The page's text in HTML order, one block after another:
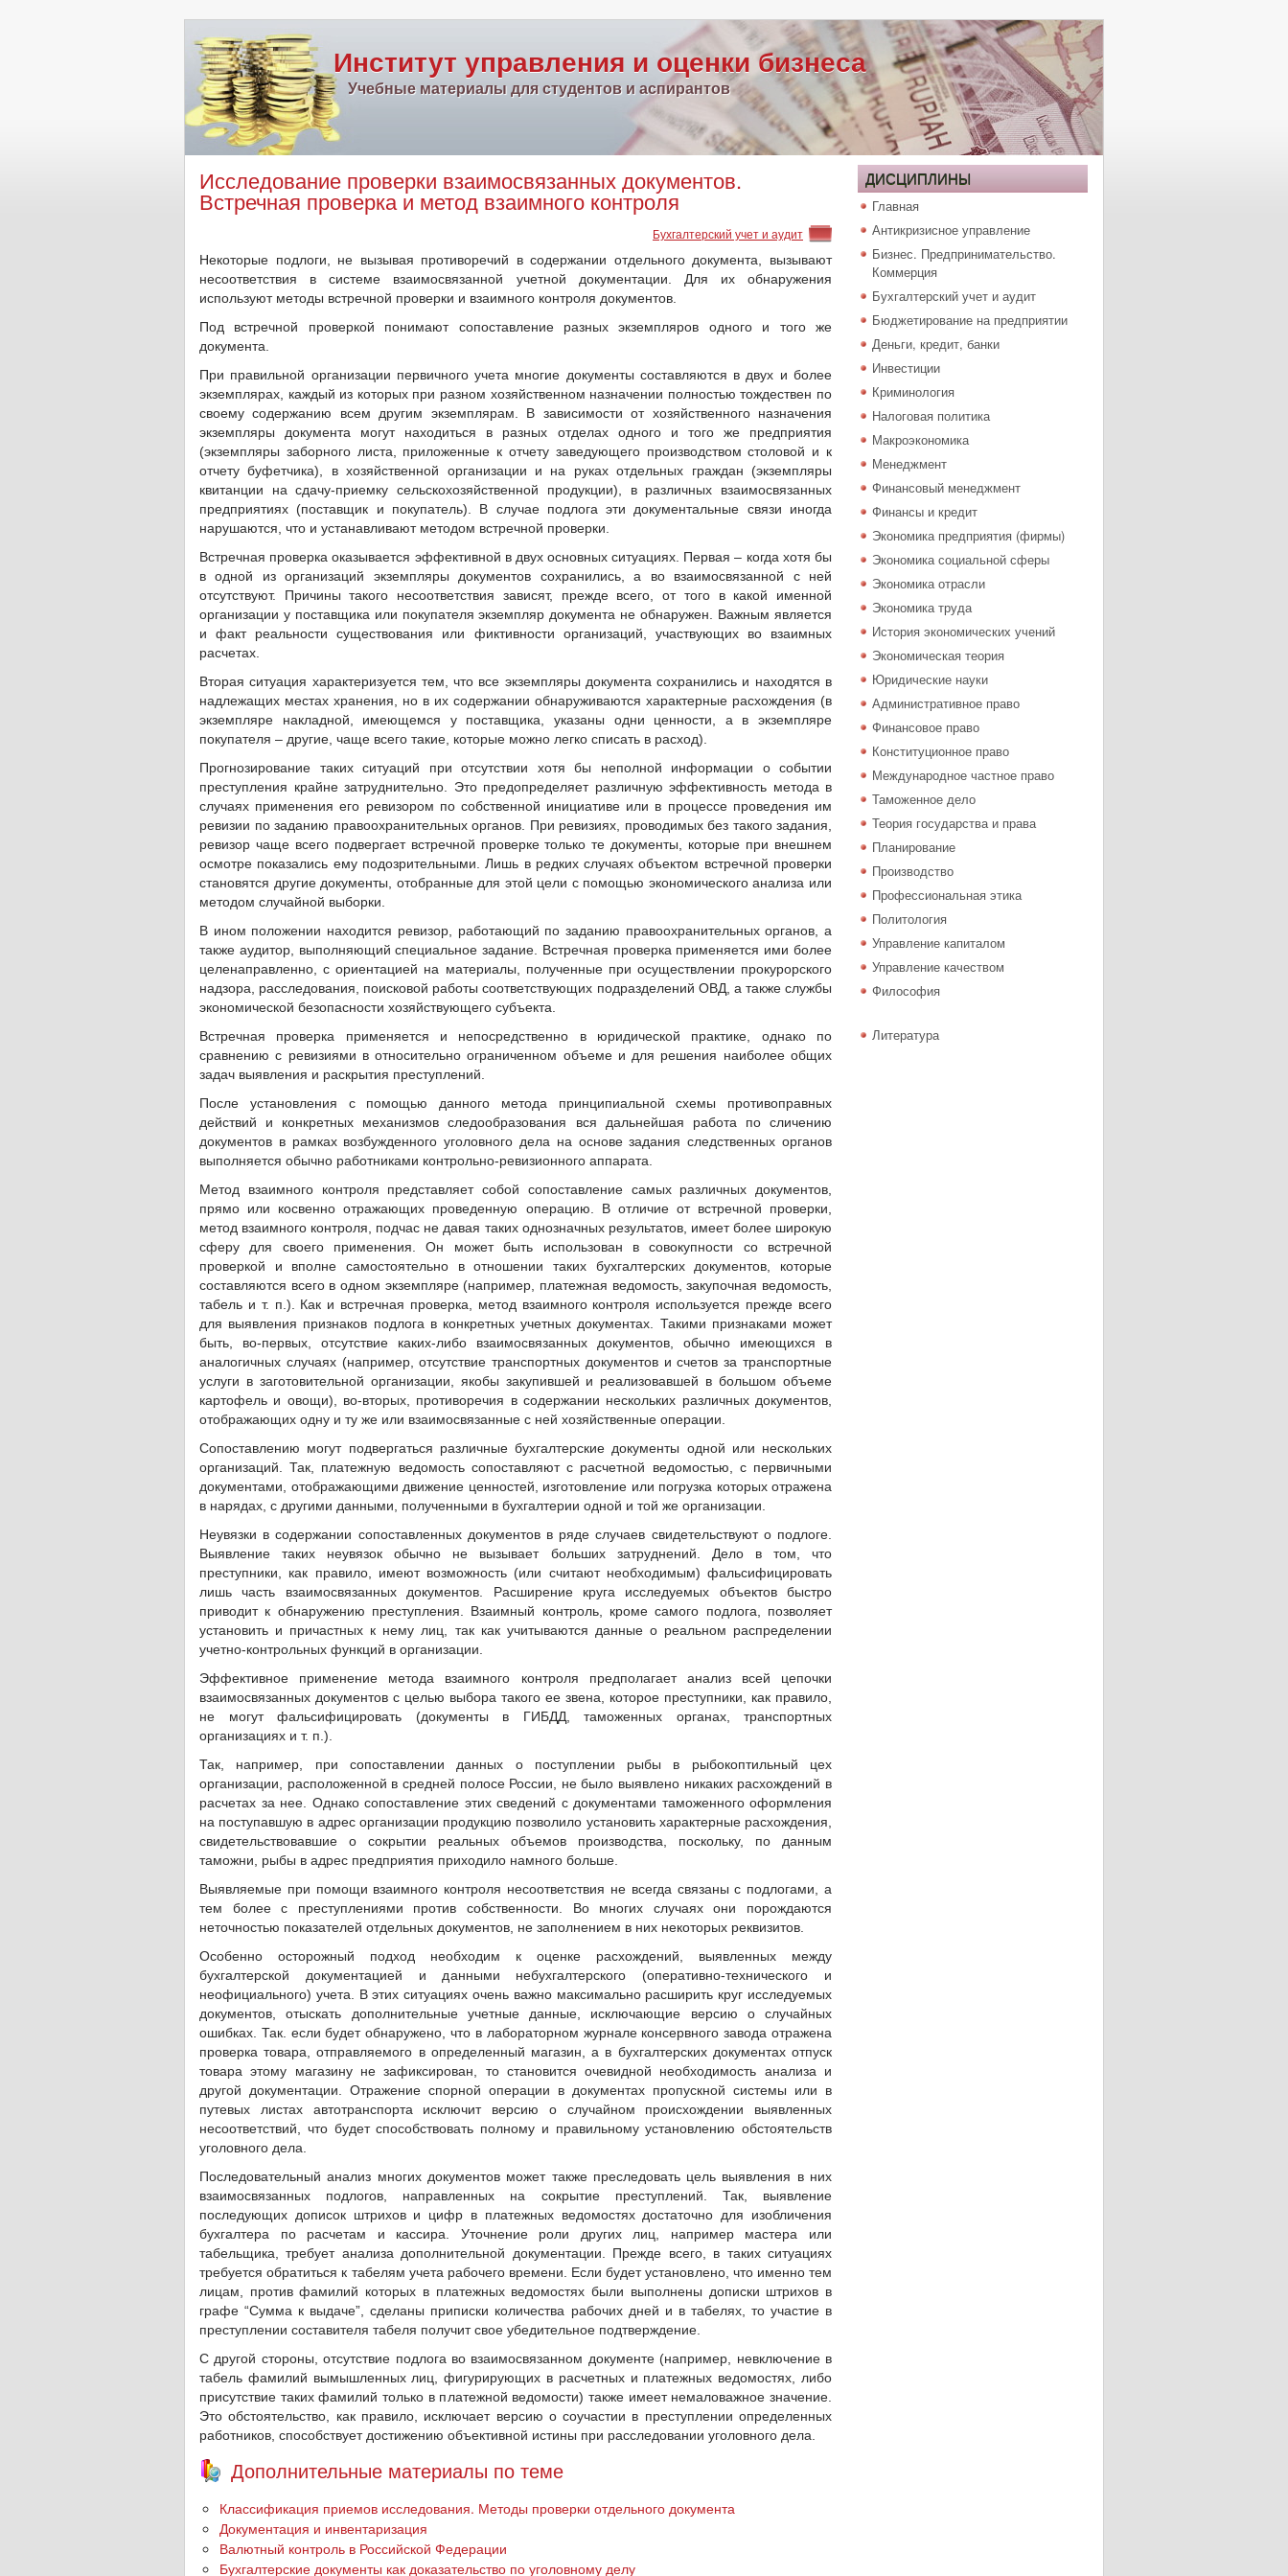
Институт управления и оценки бизнеса
Учебные материалы для студентов и аспирантов
Исследование проверки взаимосвязанных документов.
Встречная проверка и метод взаимного контроля
Бухгалтерский учет и аудит
Некоторые подлоги, не вызывая противоречий в содержании отдельного документа, вызывают
несоответствия в системе взаимосвязанной учетной документации. Для их обнаружения
используют методы встречной проверки и взаимного контроля документов.
Под встречной проверкой понимают сопоставление разных экземпляров одного и того же
документа.
При правильной организации первичного учета многие документы составляются в двух и более
экземплярах, каждый из которых при разном хозяйственном назначении полностью тождествен по
своему содержанию всем другим экземплярам. В зависимости от хозяйственного назначения
экземпляры документа могут находиться в разных отделах одного и того же предприятия
(экземпляры заборного листа, приложенные к отчету заведующего производством столовой и к
отчету буфетчика), в хозяйственной организации и на руках отдельных граждан (экземпляры
квитанции на сдачу-приемку сельскохозяйственной продукции), в различных взаимосвязанных
предприятиях (поставщик и покупатель). В случае подлога эти документальные связи иногда
нарушаются, что и устанавливают методом встречной проверки.
Встречная проверка оказывается эффективной в двух основных ситуациях. Первая – когда хотя бы
в одной из организаций экземпляры документов сохранились, а во взаимосвязанной с ней
отсутствуют. Причины такого несоответствия зависят, прежде всего, от того в какой именной
организации у поставщика или покупателя экземпляр документа не обнаружен. Важным является
и факт реальности существования или фиктивности организаций, участвующих во взаимных
расчетах.
Вторая ситуация характеризуется тем, что все экземпляры документа сохранились и находятся в
надлежащих местах хранения, но в их содержании обнаруживаются характерные расхождения (в
экземпляре накладной, имеющемся у поставщика, указаны одни ценности, а в экземпляре
покупателя – другие, чаще всего такие, которые можно легко списать в расход).
Прогнозирование таких ситуаций при отсутствии хотя бы неполной информации о событии
преступления крайне затруднительно. Это предопределяет различную эффективность метода в
случаях применения его ревизором по собственной инициативе или в процессе проведения им
ревизии по заданию правоохранительных органов. При ревизиях, проводимых без такого задания,
ревизор чаще всего подвергает встречной проверке только те документы, которые при внешнем
осмотре показались ему подозрительными. Лишь в редких случаях объектом встречной проверки
становятся другие документы, отобранные для этой цели с помощью экономического анализа или
методом случайной выборки.
В ином положении находится ревизор, работающий по заданию правоохранительных органов, а
также аудитор, выполняющий специальное задание. Встречная проверка применяется ими более
целенаправленно, с ориентацией на материалы, полученные при осуществлении прокурорского
надзора, расследования, поисковой работы соответствующих подразделений ОВД, а также службы
экономической безопасности хозяйствующего субъекта.
Встречная проверка применяется и непосредственно в юридической практике, однако по
сравнению с ревизиями в относительно ограниченном объеме и для решения наиболее общих
задач выявления и раскрытия преступлений.
После установления с помощью данного метода принципиальной схемы противоправных
действий и конкретных механизмов следообразования вся дальнейшая работа по сличению
документов в рамках возбужденного уголовного дела на основе задания следственных органов
выполняется обычно работниками контрольно-ревизионного аппарата.
Метод взаимного контроля представляет собой сопоставление самых различных документов,
прямо или косвенно отражающих проведенную операцию. В отличие от встречной проверки,
метод взаимного контроля, подчас не давая таких однозначных результатов, имеет более широкую
сферу для своего применения. Он может быть использован в совокупности со встречной
проверкой и вполне самостоятельно в отношении таких бухгалтерских документов, которые
составляются всего в одном экземпляре (например, платежная ведомость, закупочная ведомость,
табель и т. п.). Как и встречная проверка, метод взаимного контроля используется прежде всего
для выявления признаков подлога в конкретных учетных документах. Такими признаками может
быть, во-первых, отсутствие каких-либо взаимосвязанных документов, обычно имеющихся в
аналогичных случаях (например, отсутствие транспортных документов и счетов за транспортные
услуги в заготовительной организации, якобы закупившей и реализовавшей в большом объеме
картофель и овощи), во-вторых, противоречия в содержании нескольких различных документов,
отображающих одну и ту же или взаимосвязанные с ней хозяйственные операции.
Сопоставлению могут подвергаться различные бухгалтерские документы одной или нескольких
организаций. Так, платежную ведомость сопоставляют с расчетной ведомостью, с первичными
документами, отображающими движение ценностей, изготовление или погрузка которых отражена
в нарядах, с другими данными, полученными в бухгалтерии одной и той же организации.
Неувязки в содержании сопоставленных документов в ряде случаев свидетельствуют о подлоге.
Выявление таких неувязок обычно не вызывает больших затруднений. Дело в том, что
преступники, как правило, имеют возможность (или считают необходимым) фальсифицировать
лишь часть взаимосвязанных документов. Расширение круга исследуемых объектов быстро
приводит к обнаружению преступления. Взаимный контроль, кроме самого подлога, позволяет
установить и причастных к нему лиц, так как учитываются данные о реальном распределении
учетно-контрольных функций в организации.
Эффективное применение метода взаимного контроля предполагает анализ всей цепочки
взаимосвязанных документов с целью выбора такого ее звена, которое преступники, как правило,
не могут фальсифицировать (документы в ГИБДД, таможенных органах, транспортных
организациях и т. п.).
Так, например, при сопоставлении данных о поступлении рыбы в рыбокоптильный цех
организации, расположенной в средней полосе России, не было выявлено никаких расхождений в
расчетах за нее. Однако сопоставление этих сведений с документами таможенного оформления
на поступавшую в адрес организации продукцию позволило установить характерные расхождения,
свидетельствовавшие о сокрытии реальных объемов производства, поскольку, по данным
таможни, рыбы в адрес предприятия приходило намного больше.
Выявляемые при помощи взаимного контроля несоответствия не всегда связаны с подлогами, а
тем более с преступлениями против собственности. Во многих случаях они порождаются
неточностью показателей отдельных документов, не заполнением в них некоторых реквизитов.
Особенно осторожный подход необходим к оценке расхождений, выявленных между
бухгалтерской документацией и данными небухгалтерского (оперативно-технического и
неофициального) учета. В этих ситуациях очень важно максимально расширить круг исследуемых
документов, отыскать дополнительные учетные данные, исключающие версию о случайных
ошибках. Так. если будет обнаружено, что в лабораторном журнале консервного завода отражена
проверка товара, отправляемого в определенный магазин, а в бухгалтерских документах отпуск
товара этому магазину не зафиксирован, то становится очевидной необходимость анализа и
другой документации. Отражение спорной операции в документах пропускной системы или в
путевых листах автотранспорта исключит версию о случайном происхождении выявленных
несоответствий, что будет способствовать полному и правильному установлению обстоятельств
уголовного дела.
Последовательный анализ многих документов может также преследовать цель выявления в них
взаимосвязанных подлогов, направленных на сокрытие преступлений. Так, выявление
последующих дописок штрихов и цифр в платежных ведомостях достаточно для изобличения
бухгалтера по расчетам и кассира. Уточнение роли других лиц, например мастера или
табельщика, требует анализа дополнительной документации. Прежде всего, в таких ситуациях
требуется обратиться к табелям учета рабочего времени. Если будет установлено, что именно тем
лицам, против фамилий которых в платежных ведомостях были выполнены дописки штрихов в
графе “Сумма к выдаче”, сделаны приписки количества рабочих дней и в табелях, то участие в
преступлении составителя табеля получит свое убедительное подтверждение.
С другой стороны, отсутствие подлога во взаимосвязанном документе (например, невключение в
табель фамилий вымышленных лиц, фигурирующих в расчетных и платежных ведомостях, либо
присутствие таких фамилий только в платежной ведомости) также имеет немаловажное значение.
Это обстоятельство, как правило, исключает версию о соучастии в преступлении определенных
работников, способствует достижению объективной истины при расследовании уголовного дела.
Дополнительные материалы по теме
Классификация приемов исследования. Методы проверки отдельного документа
Документация и инвентаризация
Валютный контроль в Российской Федерации
Бухгалтерские документы как доказательство по уголовному делу
ДИСЦИПЛИНЫ
Главная
Антикризисное управление
Бизнес. Предпринимательство.
Коммерция
Бухгалтерский учет и аудит
Бюджетирование на предприятии
Деньги, кредит, банки
Инвестиции
Криминология
Налоговая политика
Макроэкономика
Менеджмент
Финансовый менеджмент
Финансы и кредит
Экономика предприятия (фирмы)
Экономика социальной сферы
Экономика отрасли
Экономика труда
История экономических учений
Экономическая теория
Юридические науки
Административное право
Финансовое право
Конституционное право
Международное частное право
Таможенное дело
Теория государства и права
Планирование
Производство
Профессиональная этика
Политология
Управление капиталом
Управление качеством
Философия
Литература